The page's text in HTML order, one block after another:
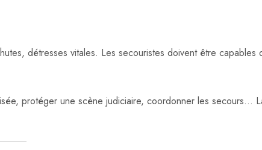
détresses vitales. Les secouristes doivent être
protéger une scène judiciaire, coordonner les secours…